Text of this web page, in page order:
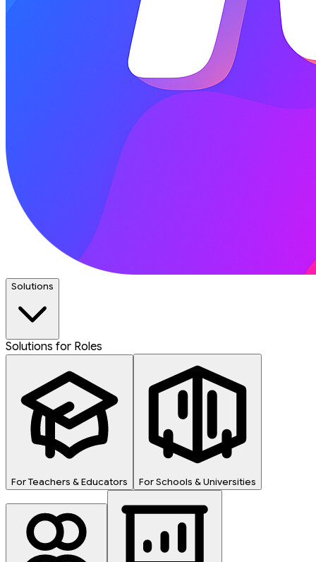
Solutions
Solutions for Roles
For Teachers & Educators For Schools & Universities